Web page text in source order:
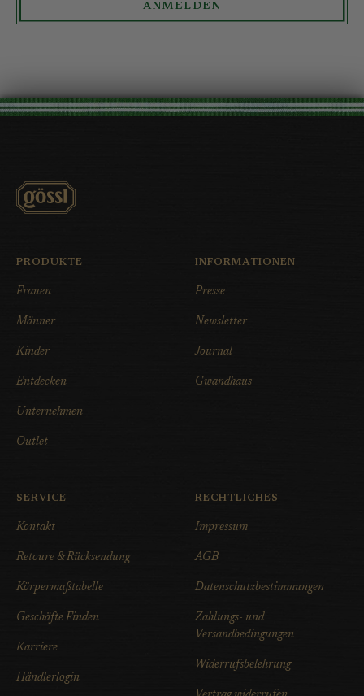
ANMELDEN
PRODUKTE
Frauen
Männer
Kinder
Entdecken
Unternehmen
Outlet
INFORMATIONEN
Presse
Newsletter
Journal
Gwandhaus
SERVICE
Kontakt
Retoure & Rücksendung
Körpermaßtabelle
Geschäfte Finden
Karriere
Händlerlogin
RECHTLICHES
Impressum
AGB
Datenschutzbestimmungen
Zahlungs- und
Versandbedingungen
Widerrufsbelehrung